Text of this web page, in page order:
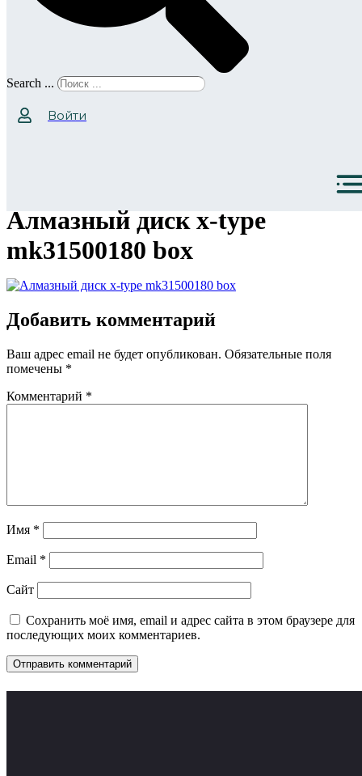
Search ...
Войти
Алмазный диск x-type
mk31500180 box
Добавить комментарий
Ваш адрес email не будет опубликован. Обязательные поля
помечены *
Комментарий *
Имя *
Email *
Сайт
Сохранить моё имя, email и адрес сайта в этом браузере для
последующих моих комментариев.